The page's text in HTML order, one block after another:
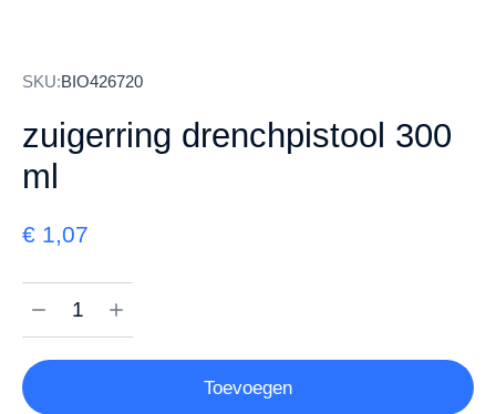
SKU:BIO426720
zuigerring drenchpistool 300
ml
€ 1,07
Toevoegen